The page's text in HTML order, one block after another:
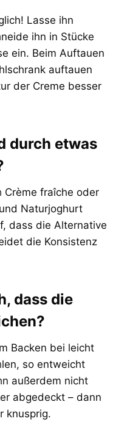
Lasse ihn
ihn in Stücke
ein. Beim Auftauen
auftauen
der Creme besser
durch etwas
Crème fraîche oder
Naturjoghurt
dass die Alternative
die Konsistenz
dass die
Backen bei leicht
so entweicht
außerdem nicht
abgedeckt – dann
knusprig.